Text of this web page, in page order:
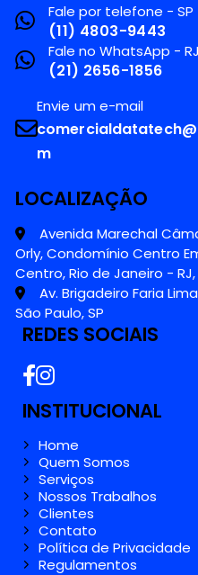
Fale por telefone - SP
(11) 4803-9443
Fale no WhatsApp - RJ
(21) 2656-1856
Envie um e-mail
m
LOCALIZAÇÃO
Avenida Marechal
Orly, Condomínio Centro
Centro, Rio de Janeiro -
Av. Brigadeiro Faria
São Paulo, SP
REDES SOCIAIS
INSTITUCIONAL
Home
Quem Somos
Serviços
Nossos Trabalhos
Clientes
Contato
Política de Privacidade
Regulamentos